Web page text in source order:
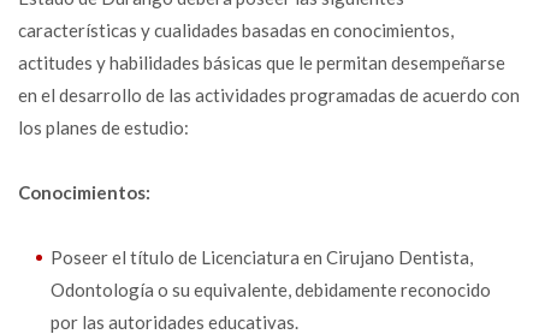
características y cualidades basadas en conocimientos,
actitudes y habilidades básicas que le permitan desempeñarse
en el desarrollo de las actividades programadas de acuerdo con
los planes de estudio:
Conocimientos:
Poseer el título de Licenciatura en Cirujano Dentista,
Odontología o su equivalente, debidamente reconocido
por las autoridades educativas.